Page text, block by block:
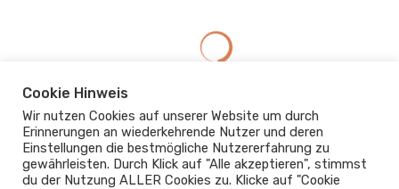
Cookie Hinweis
Wir nutzen Cookies auf unserer Website um durch
Erinnerungen an wiederkehrende Nutzer und deren
Einstellungen die bestmögliche Nutzererfahrung zu
gewährleisten. Durch Klick auf "Alle akzeptieren", stimmst
du der Nutzung ALLER Cookies zu. Klicke auf "Cookie